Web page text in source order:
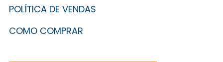
POLÍTICA DE VENDAS
COMO COMPRAR